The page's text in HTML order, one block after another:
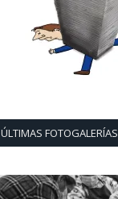
ÚLTIMAS FOTOGALERÍAS